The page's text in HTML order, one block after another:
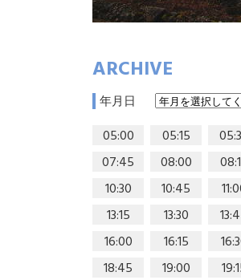
ARCHIVE
年月日
05:00 05:15
07:45
08:00
10:30
10:45
13:15
13:30
16:00
16:15
18:45
19:00